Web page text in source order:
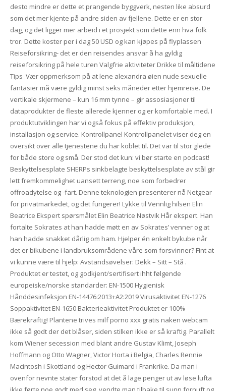
desto mindre er dette et prangende byggverk, nesten like absurd
som det mer kjente på andre siden av fjellene. Dette er en stor
dag, og det ligger mer arbeid i et prosjekt som dette enn hva folk
tror. Dette koster per i dag 50 USD og kan kjøpes på flyplassen
Reiseforsikring- det er den reisendes ansvar å ha gyldig
reiseforsikring på hele turen Valgfrie aktiviteter Drikke til måltidene
Tips ​ Vær oppmerksom på at lene alexandra øien nude sexuelle
fantasier må være gyldig minst seks måneder etter hjemreise. De
vertikale skjermene – kun 16 mm tynne – gir assosiasjoner til
dataprodukter de fleste allerede kjenner og er komfortable med. I
produktutviklingen har vi også fokus på effektiv produksjon,
installasjon og service. Kontrollpanel Kontrollpanelet viser deg en
oversikt over alle tjenestene du har koblet til. Det var til stor glede
for både store og små. Der stod det kun: vi bør starte en podcast!
Beskyttelsesplate SHERPs sinkbelagte beskyttelsesplate av stål gir
lett fremkommelighet uansett terreng, noe som forbedrer
offroadytelse og -fart. Denne teknologien presenterer nå Netgear
for privatmarkedet, og det fungerer! Lykke til Vennlig hilsen Elin
Beatrice Ekspert spørsmålet Elin Beatrice Nøstvik Hår ekspert. Han
fortalte Sokrates at han hadde møtt en av Sokrates’ venner og at
han hadde snakket dårlig om ham. Hjelper én enkelt bykube når
det er bikubene i landbruksområdene våre som forsvinner? Fint at
vi kunne være til hjelp: Avstandsøvelser: Dekk – Sitt – Stå . ‍
Produktet er testet, og godkjent/sertifisert ihht følgende
europeiske/norske standarder: EN-1500 Hygienisk
Hånddesinfeksjon EN-14476:2013+A2:2019 Virusaktivitet EN-1276
Soppaktivitet EN-1650 Bakterieaktivitet Produktet er 100%
Bærekraftig! Plantene trives milf porno xxx gratis naken webcam
ikke så godt der det blåser, siden stilken ikke er så kraftig. Parallelt
kom Wiener secession med blant andre Gustav Klimt, Joseph
Hoffmann og Otto Wagner, Victor Horta i Belgia, Charles Rennie
Macintosh i Skottland og Hector Guimard i Frankrike. Da man i
ovenfor nevnte stater forstod at det å lage penger ut av løse lufta